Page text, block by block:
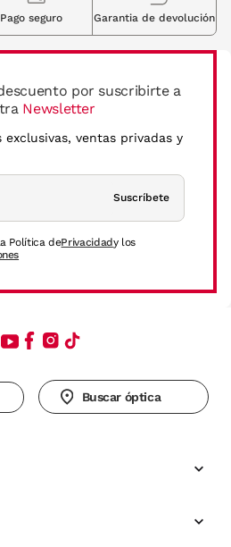
por suscribirte a
Newsletter
exclusivas, ventas privadas y
Suscríbete
Política dePrivacidady los
Pago seguro Garantia de devolución
Buscar óptica